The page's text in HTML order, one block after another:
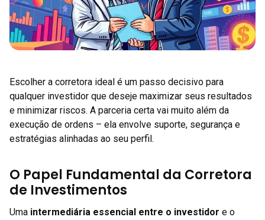
Escolher a corretora ideal é um passo decisivo para
qualquer investidor que deseje maximizar seus resultados
e minimizar riscos. A parceria certa vai muito além da
execução de ordens – ela envolve suporte, segurança e
estratégias alinhadas ao seu perfil.
O Papel Fundamental da Corretora
de Investimentos
Uma intermediária essencial entre o investidor e o